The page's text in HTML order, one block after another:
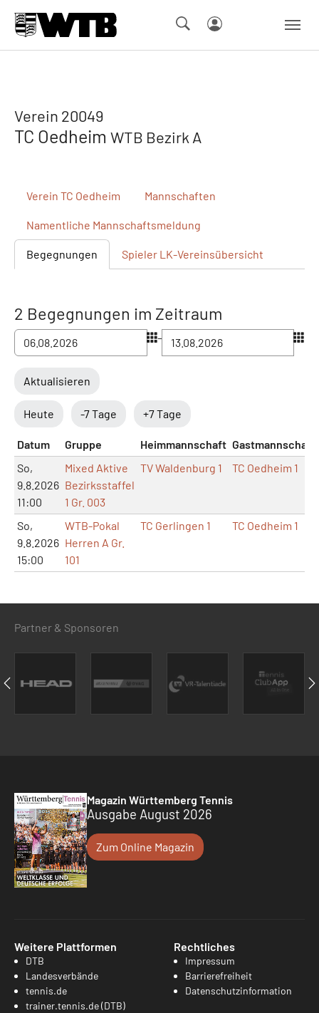
Verein 20049
TC Oedheim WTB Bezirk A
Verein TC Oedheim Mannschaften
Namentliche Mannschaftsmeldung
Begegnungen Spieler LK-Vereinsübersicht
2 Begegnungen im Zeitraum
–
Aktualisieren
Heute -7 Tage +7 Tage
Datum Gruppe Heimmannschaft Gastmannschaft
So,
9.8.2026
11:00
Mixed Aktive
Bezirksstaffel
1 Gr. 003
TV Waldenburg 1 TC Oedheim 1
So,
9.8.2026
15:00
WTB-Pokal
Herren A Gr.
101
TC Gerlingen 1 TC Oedheim 1
Partner & Sponsoren
Magazin Württemberg Tennis
Ausgabe August 2026
Zum Online Magazin
Weitere Plattformen
DTB
Landesverbände
tennis.de
trainer.tennis.de (DTB)
Rechtliches
Impressum
Barrierefreiheit
Datenschutzinformation